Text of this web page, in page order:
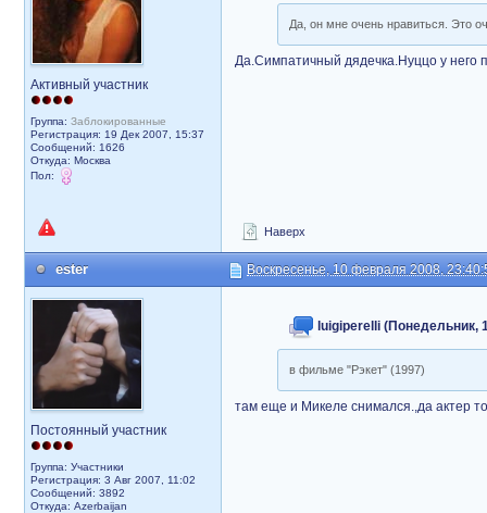
Активный участник
Группа: Заблокированные
Регистрация: 19 Дек 2007, 15:37
Сообщений: 1626
Откуда: Москва
Пол:
Да, он мне очень нравиться. Это
Да.Симпатичный дядечка.Нуццо у него
Наверх
ester Воскресенье, 10 февраля 2008,
Постоянный участник
Группа: Участники
Регистрация: 3 Авг 2007, 11:02
Сообщений: 3892
Откуда: Azerbaijan
luigiperelli (Понедельник,
в фильме "Рэкет" (1997)
там еще и Микеле снимался.,да актер